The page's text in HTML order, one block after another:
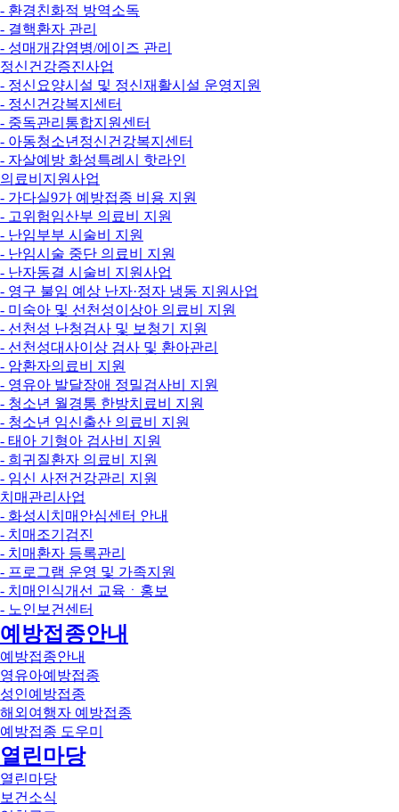
- 환경친화적 방역소독
- 결핵환자 관리
- 성매개감염병/에이즈 관리
정신건강증진사업
- 정신요양시설 및 정신재활시설 운영지원
- 정신건강복지센터
- 중독관리통합지원센터
- 아동청소년정신건강복지센터
- 자살예방 화성특례시 핫라인
의료비지원사업
- 가다실9가 예방접종 비용 지원
- 고위험임산부 의료비 지원
- 난임부부 시술비 지원
- 난임시술 중단 의료비 지원
- 난자동결 시술비 지원사업
- 영구 불임 예상 난자·정자 냉동 지원사업
- 미숙아 및 선천성이상아 의료비 지원
- 선천성 난청검사 및 보청기 지원
- 선천성대사이상 검사 및 환아관리
- 암환자의료비 지원
- 영유아 발달장애 정밀검사비 지원
- 청소년 월경통 한방치료비 지원
- 청소년 임신출산 의료비 지원
- 태아 기형아 검사비 지원
- 희귀질환자 의료비 지원
- 임신 사전건강관리 지원
치매관리사업
- 화성시치매안심센터 안내
- 치매조기검진
- 치매환자 등록관리
- 프로그램 운영 및 가족지원
- 치매인식개선 교육ㆍ홍보
- 노인보건센터
예방접종안내
예방접종안내
영유아예방접종
성인예방접종
해외여행자 예방접종
예방접종 도우미
열린마당
열린마당
보건소식